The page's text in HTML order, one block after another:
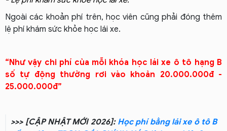
Ngoài các khoản phí trên, học viên cũng phải đóng thêm
lệ phí khám sức khỏe học lái xe.
Như vậy chi phí của mỗi khóa học lái xe ô tô hạng B
số tự động thường rơi vào khoản 20.000.000đ -
25.000.000đ
>>> [CẬP NHẬT MỚI 2026]: Học phí bằng lái xe ô tô B